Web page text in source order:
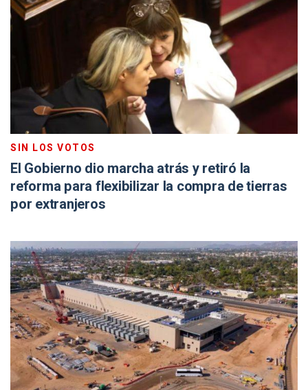
SIN LOS VOTOS
El Gobierno dio marcha atrás y retiró la
reforma para flexibilizar la compra de tierras
por extranjeros